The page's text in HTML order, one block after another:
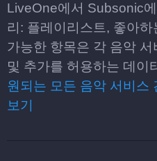
LiveOne에서 Subsonic
리: 플레이리스트, 좋아
가능한 항목은 각 음악 서
및 추가를 허용하는 데이
원되는 모든 음악 서비스
보기